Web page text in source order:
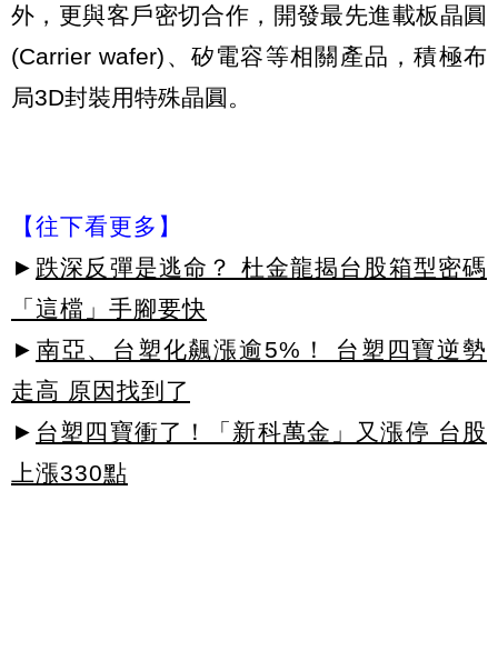
外，更與客戶密切合作，開發最先進載板晶圓
(Carrier wafer)、矽電容等相關產品，積極布
局3D封裝用特殊晶圓。
【往下看更多】
► 跌深反彈是逃命？ 杜金龍揭台股箱型密碼
「這檔」手腳要快
► 南亞、台塑化飆漲逾5%！ 台塑四寶逆勢
走高 原因找到了
► 台塑四寶衝了！「新科萬金」又漲停 台股
上漲330點